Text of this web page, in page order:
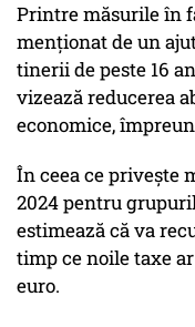
Printre măsurile în
menționat de un
tinerii de peste 16
vizează reducerea
economice,
În ceea ce privește
2024 pentru
estimează că va
timp ce noile taxe
euro.